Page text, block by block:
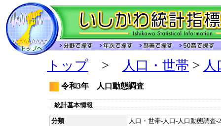
トップ > 人口・世帯 > 人
令和3年 人口動態調査
統計基本情報
分類
人口・世帯-人口-人口動態調査-